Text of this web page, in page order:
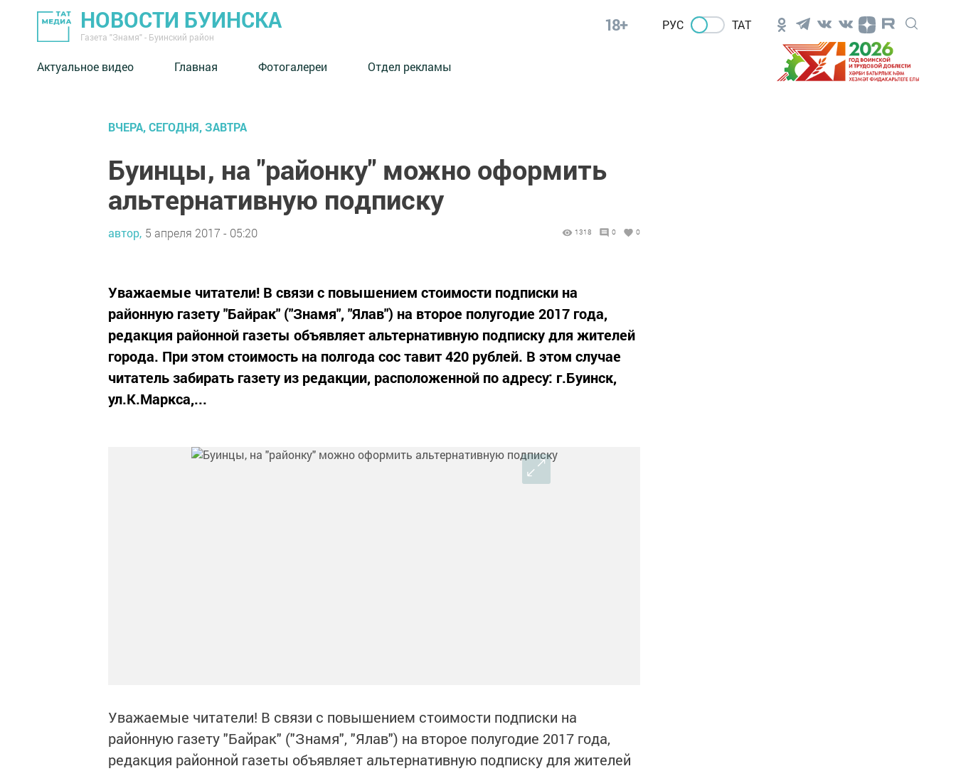
НОВОСТИ БУИНСКА
Газета "Знамя" - Буинский район
18+ РУС ТАТ
Актуальное видео Главная Фотогалереи Отдел рекламы
ВЧЕРА, СЕГОДНЯ, ЗАВТРА
Буинцы, на "районку" можно оформить
альтернативную подписку
автор, 5 апреля 2017 - 05:20 1318 0 0
Уважаемые читатели! В связи с повышением стоимости подписки на
районную газету "Байрак" ("Знамя", "Ялав") на второе полугодие 2017 года,
редакция районной газеты объявляет альтернативную подписку для жителей
города. При этом стоимость на полгода сос тавит 420 рублей. В этом случае
читатель забирать газету из редакции, расположенной по адресу: г.Буинск,
ул.К.Маркса,...
Уважаемые читатели! В связи с повышением стоимости подписки на
районную газету "Байрак" ("Знамя", "Ялав") на второе полугодие 2017 года,
редакция районной газеты объявляет альтернативную подписку для жителей